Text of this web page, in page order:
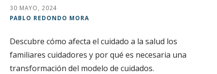
30 MAYO, 2024
PABLO REDONDO MORA
Descubre cómo afecta el cuidado a la salud los
familiares cuidadores y por qué es necesaria una
transformación del modelo de cuidados.